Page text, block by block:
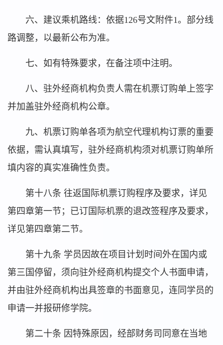
六、建议乘机路线：依据126号文附件1。部分线
路调整，以最新公布为准。
七、如有特殊要求，在备注项中注明。
八、驻外经商机构负责人需在机票订购单上签字
并加盖驻外经商机构公章。
九、机票订购单各项为航空代理机构订票的重要
依据，需认真填写，驻外经商机构须对机票订购单所
填内容的真实准确性负责。
第十八条 往返国际机票订购程序及要求，详见
第四章第一节；已订国际机票的退改签程序及要求，
详见第四章第二节。
第十九条 学员因故在项目计划时间外在国内或
第三国停留，须向驻外经商机构提交个人书面申请，
并由驻外经商机构出具签章的书面意见，连同学员的
申请一并报研修学院。
第二十条 因特殊原因，经部财务司同意在当地